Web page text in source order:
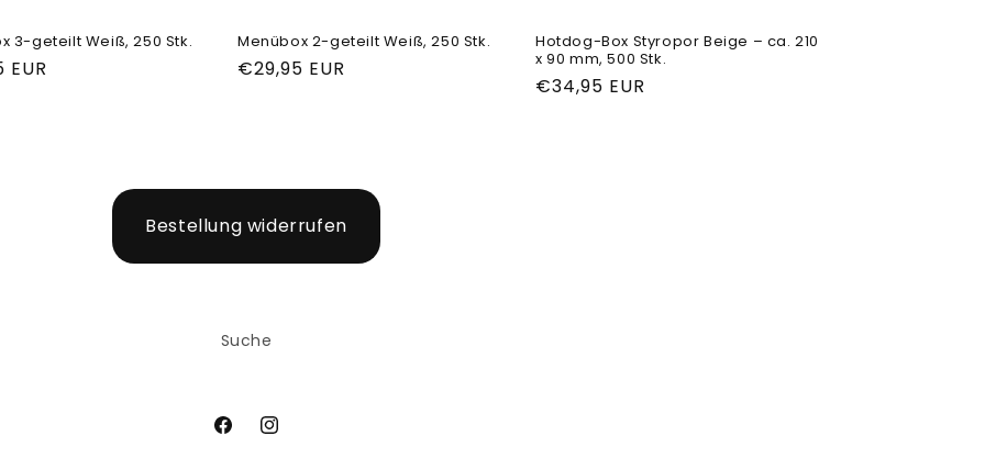
3-geteilt Weiß, 250 Stk. Menübox 2-geteilt Weiß, 250 Stk.
Normaler
€29,95 EUR
Hotdog-Box Styropor Beige – ca. 210
x 90 mm, 500 Stk.
Normaler
€34,95 EUR
Bestellung widerrufen
Suche
FacebookInstagram